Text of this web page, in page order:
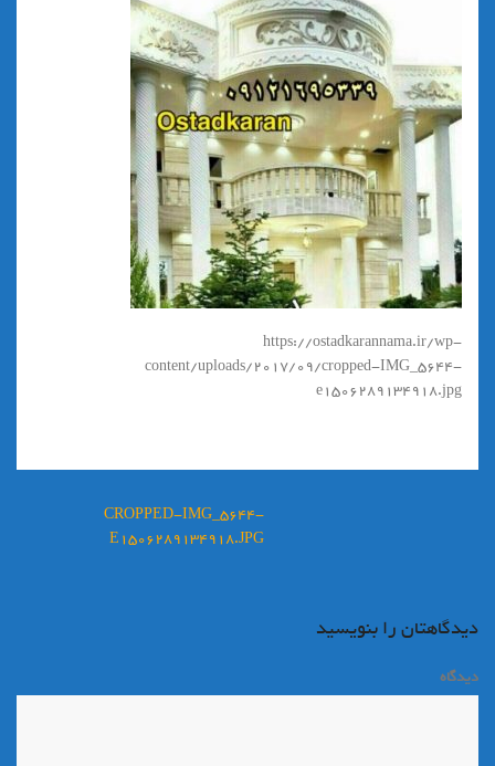
https://ostadkarannama.ir/wp-
content/uploads/2017/09/cropped-IMG_5644-
e1506289134918.jpg
CROPPED-IMG_5644-
E1506289134918.JPG
دیدگاهتان را بنویسید
دیدگاه